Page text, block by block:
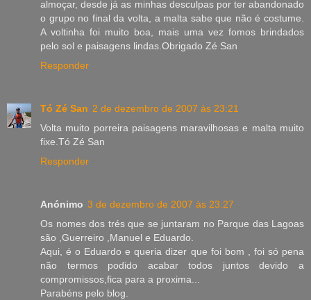
almoçar, desde já as minhas desculpas por ter abandonado
o grupo no final da volta, a malta sabe que não é costume.
A voltinha foi muito boa, mais uma vez fomos brindados
pelo sol e paisagens lindas.Obrigado Zé San
Responder
Tó Zé San 2 de dezembro de 2007 às 23:21
Volta muito porreira paisagens maravilhosas e malta muito
fixe.Tó Zé San
Responder
Anónimo 3 de dezembro de 2007 às 23:27
Os nomes dos trés que se juntaram no Parque das Lagoas
são ,Guerreiro ,Manuel e Eduardo.
Aqui, é o Eduardo e queria dizer que foi bom , foi só pena
não termos podido acabar todos juntos devido a
compromissos,fica para a proxima...
Parabéns pelo blog.